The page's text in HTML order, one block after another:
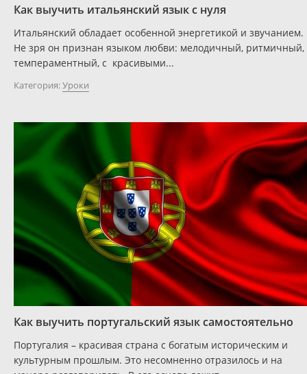
Как выучить итальянский язык с нуля
Итальянский обладает особенной энергетикой и звучанием.
Не зря он признан языком любви: мелодичный, ритмичный,
темпераментный, с красивыми...
Категория:Уроки
Как выучить португальский язык самостоятельно
Португалия – красивая страна с богатым историческим и
культурным прошлым. Это несомненно отразилось и на